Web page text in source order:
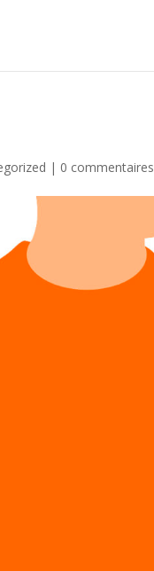
| 0 commentaires